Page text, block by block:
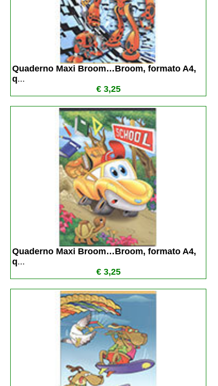
Quaderno Maxi Broom…Broom, formato A4,
q...
€ 3,25
Quaderno Maxi Broom…Broom, formato A4,
q...
€ 3,25